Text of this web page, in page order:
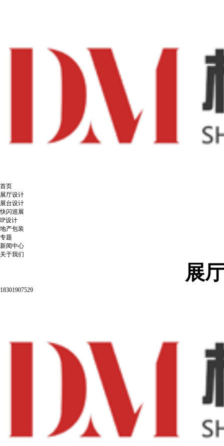
首页
展厅设计
展台设计
快闪巡展
IP设计
地产包装
专题
新闻中心
关于我们
展
18301907529